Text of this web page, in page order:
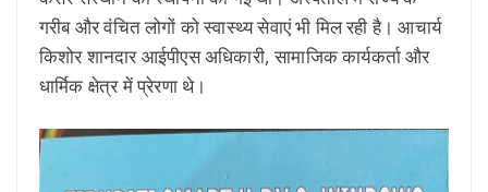
गरीब और वंचित लोगों को स्वास्थ्य सेवाएं भी मिल रही है। आचार्य
किशोर शानदार आईपीएस अधिकारी, सामाजिक कार्यकर्ता और
धार्मिक क्षेत्र में प्रेरणा थे।